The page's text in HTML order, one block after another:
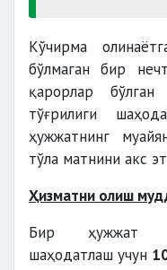
Кўчирма
бўлмаган бир
қарорлар бўлган
тўғрилиги
ҳужжатнинг
тўла матнини акс
Ҳизматни олиш
Бир ҳужжат
шаҳодатлаш учун